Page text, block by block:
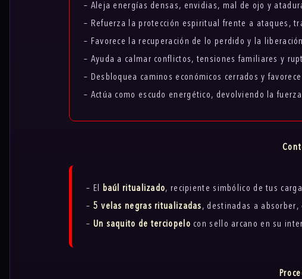
– Aleja energías densas, envidias, mal de ojo y
– Refuerza la protección espiritual frente a ataques,
– Favorece la recuperación de lo perdido y la
– Ayuda a calmar conflictos, tensiones familiares y
– Desbloquea caminos económicos cerrados y
– Actúa como escudo energético, devolviendo la
– El baúl ritualizado, recipiente simbólico de tus
– 5 velas negras ritualizadas, destinadas a
– Un saquito de terciopelo con sello arcano en su